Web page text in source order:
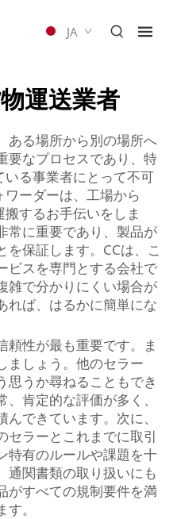
JA
運送業者
ある場所から別の場所へ
要なプロセスであり、特
る事業者にとって不可
ーダーは、工場から
するお手伝いをしま
常に重要であり、製品が
保証します。CCは、こ
ビスを専門とする会社で
雑で分かりにくい場合が
れば、はるかに簡単にな
頼性が最も重要です。ま
ましょう。他のセラー
思うか尋ねることもでき
肯定的な評価が多く、
できています。次に、
セラーとこれまでに取引
特有のルールや課題を十
通関書類の取り扱いにも
がすべての規制要件を満
。